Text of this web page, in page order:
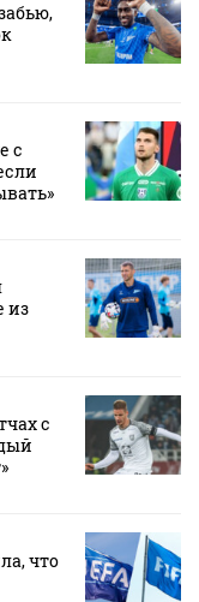
с
из
с
что